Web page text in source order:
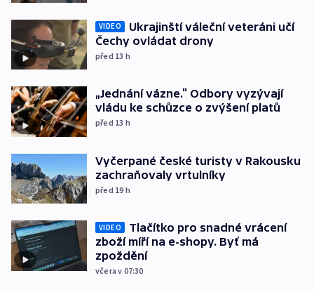
VIDEO
Ukrajinští váleční veteráni učí
Čechy ovládat drony
před 13 h
„Jednání vázne.“ Odbory vyzývají
vládu ke schůzce o zvýšení platů
před 13 h
Vyčerpané české turisty v Rakousku
zachraňovaly vrtulníky
před 19 h
VIDEO
Tlačítko pro snadné vrácení
zboží míří na e-shopy. Byť má
zpoždění
včera v 07:30